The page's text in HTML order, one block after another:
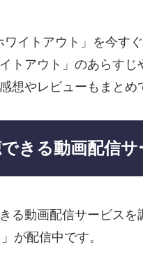
イトアウト」を今す
トアウト」のあらす
想やレビューもまとめ
きる動画配信サ
る動画配信サービス
が配信中です。